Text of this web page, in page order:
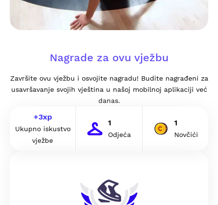
Nagrade za ovu vježbu
Završite ovu vježbu i osvojite nagradu! Budite nagrađeni za
usavršavanje svojih vještina u našoj mobilnoj aplikaciji već
danas.
+3xp
Ukupno iskustvo
vježbe
1
Odjeća
1
Novčići